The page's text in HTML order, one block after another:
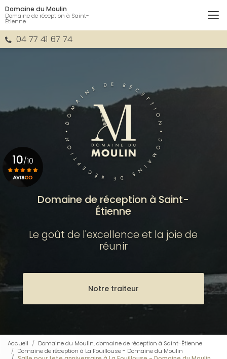
Aller
au
contenu
principal04 77 41 67 74
Domaine du Moulin
Domaine de réception à Saint-
Étienne
Domaine de réception à Saint-
Étienne
Le goût de l'excellence et la joie de
réunir
Notre traiteur
10/10
Accueil
Domaine du Moulin, domaine de réception à Saint-Étienne
Domaine de réception à La Fouillouse - Domaine du Moulin